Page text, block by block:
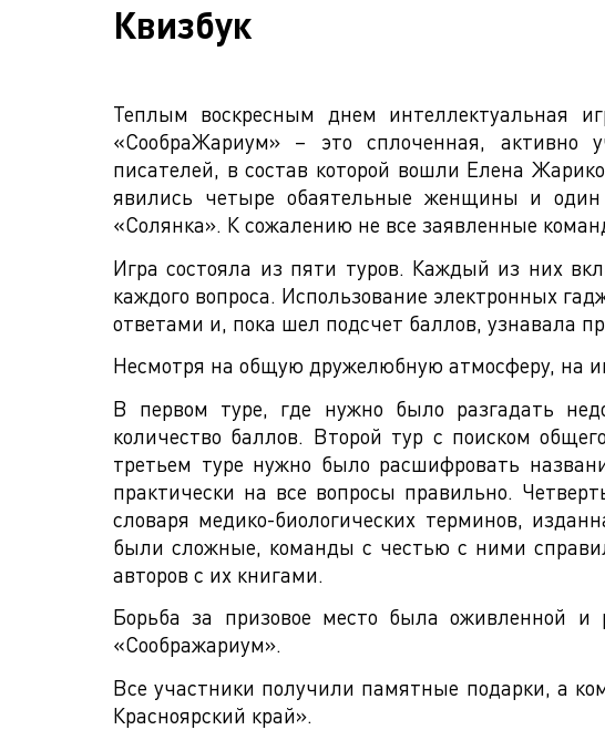
Квизбук
Теплым воскресным днем интеллектуальная
«СообраЖариум» – это сплоченная, активно
писателей, в состав которой вошли Елена
явились четыре обаятельные женщины и
«Солянка». К сожалению не все заявленные
Игра состояла из пяти туров. Каждый из них
каждого вопроса. Использование электронных
ответами и, пока шел подсчет баллов, узнавала
Несмотря на общую дружелюбную атмосферу, на
В первом туре, где нужно было разгадать
количество баллов. Второй тур с поиском
третьем туре нужно было расшифровать
практически на все вопросы правильно.
словаря медико-биологических терминов,
были сложные, команды с честью с ними
авторов с их книгами.
Борьба за призовое место была оживленной
«Соображариум».
Все участники получили памятные подарки, а
Красноярский край».